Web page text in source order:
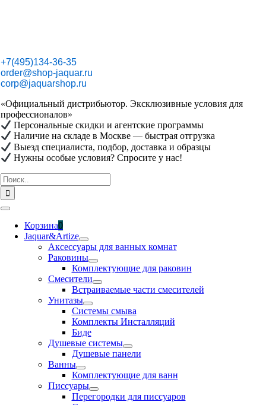
+7(495)134-36-35
order@shop-jaquar.ru
corp@jaquarshop.ru
«Официальный дистрибьютор. Эксклюзивные условия для
профессионалов»
Персональные скидки и агентские программы
Наличие на складе в Москве — быстрая отгрузка
Выезд специалиста, подбор, доставка и образцы
Нужны особые условия? Спросите у нас!
Результат
поиска:
Toggle
NavigationКорзина0
Jaquar&Artize
Аксессуары для ванных комнат
Раковины
Комплектующие для раковин
Смесители
Встраиваемые части смесителей
Унитазы
Системы смыва
Комплекты Инсталляций
Биде
Душевые системы
Душевые панели
Ванны
Комплектующие для ванн
Писсуары
Перегородки для писсуаров